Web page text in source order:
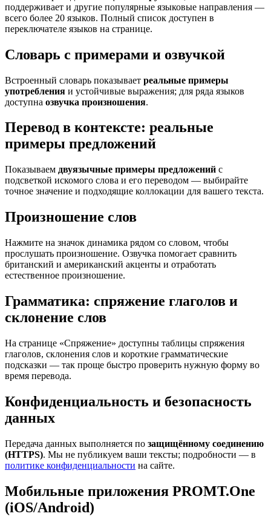
поддерживает и другие популярные языковые направления —
всего более 20 языков. Полный список доступен в
переключателе языков на странице.
Словарь с примерами и озвучкой
Встроенный словарь показывает реальные примеры
употребления и устойчивые выражения; для ряда языков
доступна озвучка произношения.
Перевод в контексте: реальные
примеры предложений
Показываем двуязычные примеры предложений с
подсветкой искомого слова и его переводом — выбирайте
точное значение и подходящие коллокации для вашего текста.
Произношение слов
Нажмите на значок динамика рядом со словом, чтобы
прослушать произношение. Озвучка помогает сравнить
британский и американский акценты и отработать
естественное произношение.
Грамматика: спряжение глаголов и
склонение слов
На странице «Спряжение» доступны таблицы спряжения
глаголов, склонения слов и короткие грамматические
подсказки — так проще быстро проверить нужную форму во
время перевода.
Конфиденциальность и безопасность
данных
Передача данных выполняется по защищённому соединению
(HTTPS). Мы не публикуем ваши тексты; подробности — в
политике конфиденциальности на сайте.
Мобильные приложения PROMT.One
(iOS/Android)